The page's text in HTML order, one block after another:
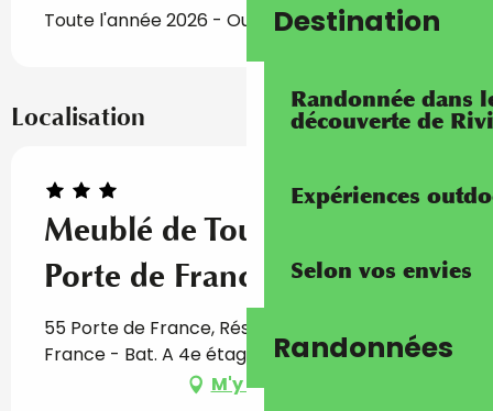
Destination
Randonnée dans
découverte de
Expériences
Selon vos envies
Randonnées
Toute l'année 2026 - Ouvert tous les jours
Localisation
Meublé de Tourisme Le
Porte de France
55 Porte de France, Résidence Le Porte de
France - Bat. A 4e étage, 06500 Menton
M'y rendre